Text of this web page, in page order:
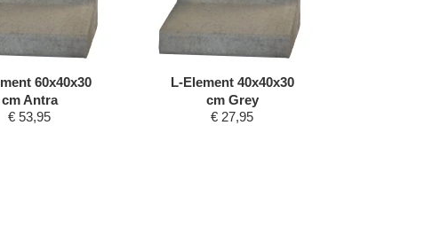
60x40x30
cm Antra
€ 53,95
L-Element 40x40x30
cm Grey
€ 27,95